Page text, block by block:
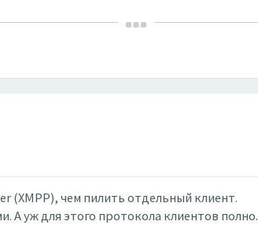
(XMPP), чем пилить отдельный клиент.
А уж для этого протокола клиентов полно.